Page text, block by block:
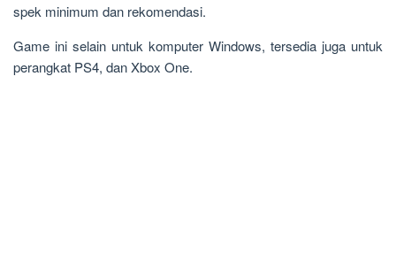
spek minimum dan rekomendasi.
Game ini selain untuk komputer Windows, tersedia juga untuk
perangkat PS4, dan Xbox One.